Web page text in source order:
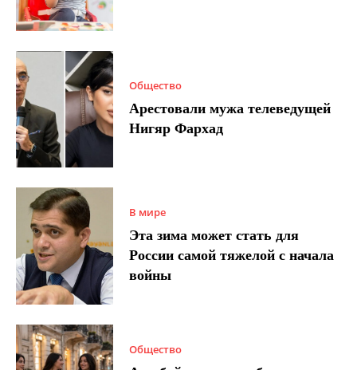
Общество
Арестовали мужа телеведущей
Нигяр Фархад
В мире
Эта зима может стать для
России самой тяжелой с начала
войны
Общество